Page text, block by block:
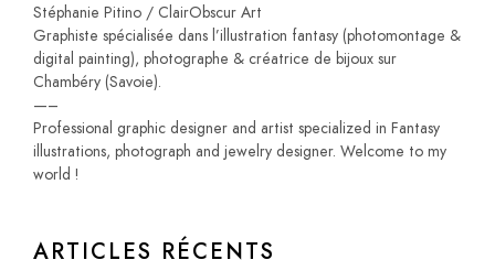
Stéphanie Pitino / ClairObscur Art
Graphiste spécialisée dans l’illustration fantasy (photomontage &
digital painting), photographe & créatrice de bijoux sur
Chambéry (Savoie).
—–
Professional graphic designer and artist specialized in Fantasy
illustrations, photograph and jewelry designer. Welcome to my
world !
ARTICLES RÉCENTS